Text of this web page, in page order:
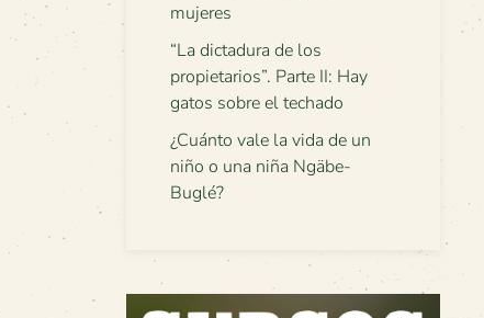
mujeres
“La dictadura de los
propietarios”. Parte II: Hay
gatos sobre el techado
¿Cuánto vale la vida de un
niño o una niña Ngäbe-
Buglé?